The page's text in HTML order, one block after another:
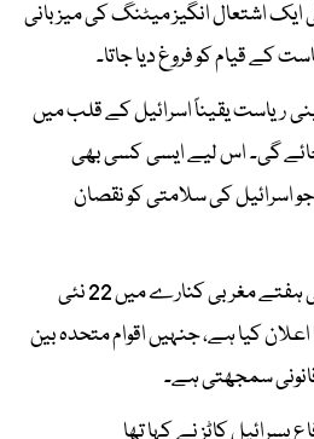
ایک اشتعال انگیز میٹنگ کی میزبانی
قیام کو فروغ دیا جاتا۔
ریاست یقیناً اسرائیل کے قلب میں
گی۔ اس لیے ایسی کسی بھی
اسرائیل کی سلامتی کو نقصان
خیال رہے کہ اسرائیل نے اسی ہفتے مغربی کنارے میں 22 نئی
اعلان کیا ہے، جنہیں اقوام متحدہ بین
سمجھتی ہے۔
یسرائیل کاٹز نے کہا تھا